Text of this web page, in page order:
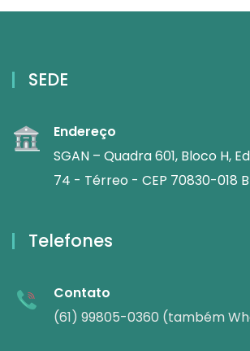
SEDE
Endereço
SGAN – Quadra 601, Bloco H,
74 - Térreo - CEP 70830-018
Telefones
Contato
(61) 99805-0360 (também